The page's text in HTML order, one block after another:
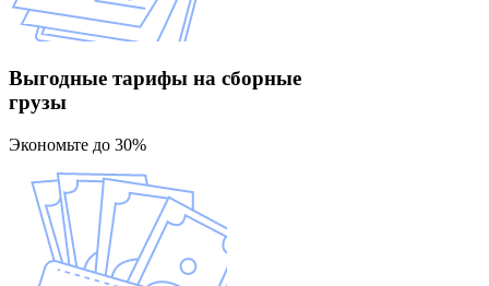
Выгодные тарифы на сборные
грузы
Экономьте до 30%